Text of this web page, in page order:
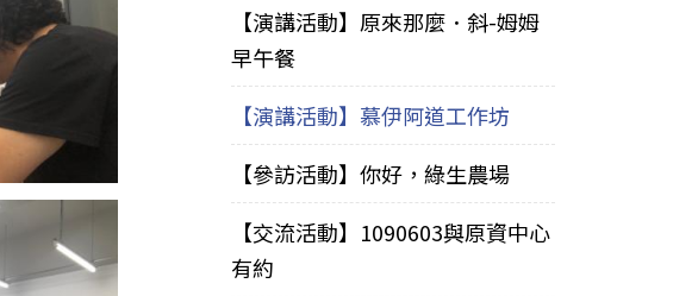
【演講活動】原來那麼．斜-姆姆
早午餐
【演講活動】慕伊阿道工作坊
【參訪活動】你好，綠生農場
【交流活動】1090603與原資中心
有約